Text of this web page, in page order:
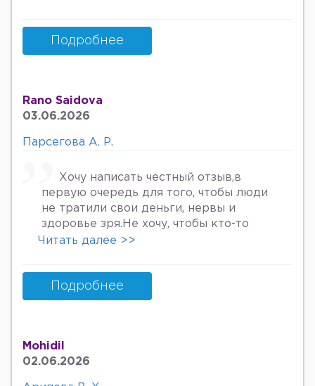
куйдирдик лекин фойдаси булмаяпди
охири вирус бормикин деган фикрга
келяпман шунинг учун хатто
Беринг 34га кирдим 3та фарзанди бор
хурмат Билан Мафтуна
Подробнее
Rano Saidova
03.06.2026
Парсегова А. Р.
Хочу написать честный отзыв,в
первую очередь для того, чтобы люди
не тратили свои деньги, нервы и
здоровье зря.Не хочу, чтобы кто-то
пережил то, что пережила я. Врач
врачебной этике и нормальном
человеческом отношении к людям.
Если хотите попасть в психбольницу
так унижать женщин, убивать в них
надежду, грубить и высокомерно
Читать далее >>
Подробнее
Mohidil
02.06.2026